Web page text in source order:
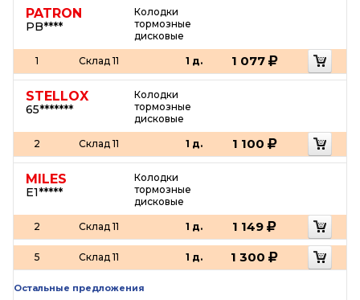
PATRON
PB****
Колодки
тормозные
дисковые
1 Склад 11 1 д. 1 077
STELLOX
65*******
Колодки
тормозные
дисковые
2 Склад 11 1 д. 1 100
MILES
E1*****
Колодки
тормозные
дисковые
2 Склад 11 1 д. 1 149
5 Склад 11 1 д. 1 300
Остальные предложения